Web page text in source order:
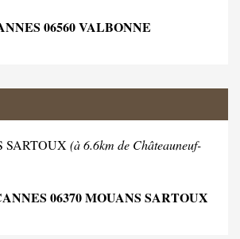
06560 VALBONNE
SARTOUX (à 6.6km de Châteauneuf-
06370 MOUANS SARTOUX